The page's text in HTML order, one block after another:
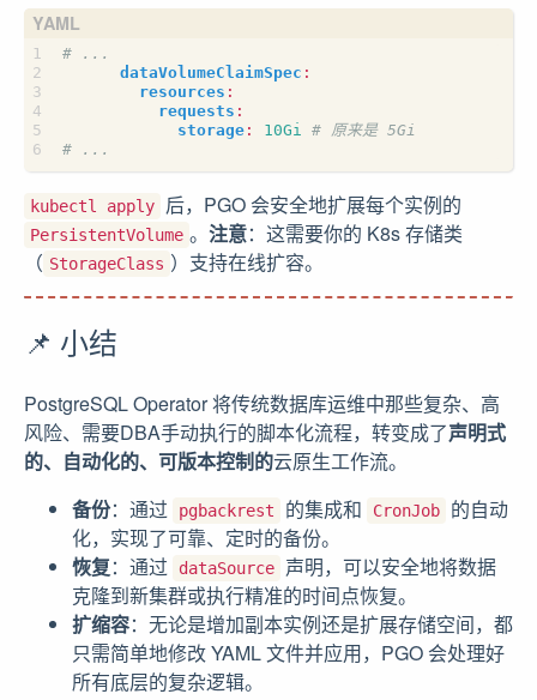
# ...
dataVolumeClaimSpec :
resources :
requests :
storage : 10Gi # 原来是 5Gi
# ...
kubectl apply 后，PGO 会安全地扩展每个实例的
PersistentVolume 。 注意：这需要你的 K8s 存储类
（ StorageClass ）支持在线扩容。
📌 小结
PostgreSQL Operator 将传统数据库运维中那些复杂、高
风险、需要DBA手动执行的脚本化流程，转变成了声明式
的、自动化的、可版本控制的云原生工作流。
备份：通过 pgbackrest 的集成和 CronJob
的自动
化，实现了可靠、定时的备份。
恢复：通过 dataSource
声明，可以安全地将数据
克隆到新集群或执行精准的时间点恢复。
扩缩容：无论是增加副本实例还是扩展存储空间，都
只需简单地修改 YAML 文件并应用，PGO 会处理好
所有底层的复杂逻辑。